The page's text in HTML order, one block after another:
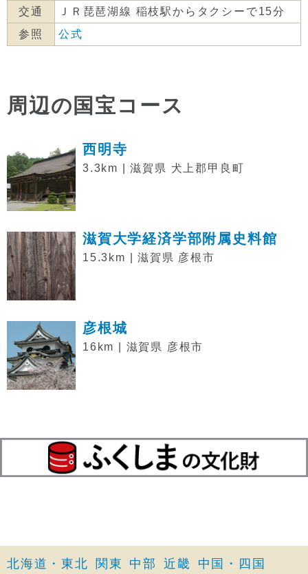
交通
ＪＲ琵琶湖線 稲枝駅からタクシーで15分
参照
公式
周辺の国宝コース
西明寺
3.3km | 滋賀県 犬上郡甲良町
滋賀大学経済学部附属史料館
15.3km | 滋賀県 彦根市
彦根城
16km | 滋賀県 彦根市
北海道・東北 関東 中部 近畿 中国・四国